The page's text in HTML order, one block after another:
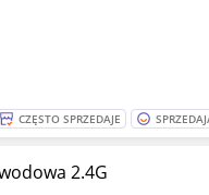
CZĘSTO SPRZEDAJE
2.4G